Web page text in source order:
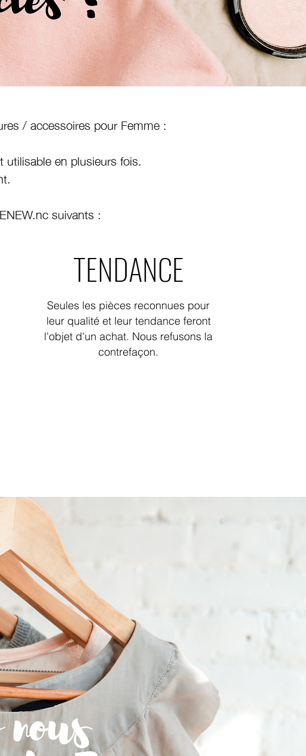
/ accessoires pour Femme :
en plusieurs fois.
suivants :
TENDANCE
Seules les pièces reconnues pour
leur qualité et leur tendance feront
l'objet d'un achat. Nous refusons la
contrefaçon.